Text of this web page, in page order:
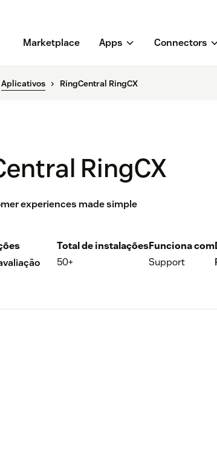
Marketplace Apps Connectors
Aplicativos RingCentral RingCX
RingCX
experiences made simple
Total de instalações
50+
Funciona com
Support